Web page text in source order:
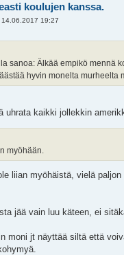
koulujen kanssa.
14.06.2017 19:27
sanoa: Älkää empikö mennä
hyvin monelta murheelta
uhrata kaikki jollekkin
myöhään.
liian myöhäistä, vielä
jää vain luu käteen, ei
moni jt näyttää siltä että